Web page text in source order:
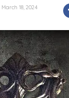
March 18, 2024